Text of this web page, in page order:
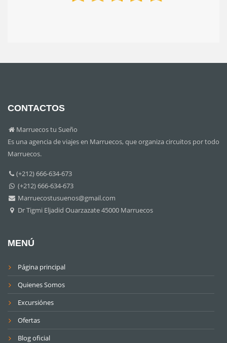
CONTACTOS
Marruecos tu Sueño
Es una agencia de viajes en Marruecos, que organiza circuitos por todo
Marruecos.
(+212) 666-634-673
(+212) 666-634-673
Marruecostusuenos@gmail.com
Dr Tigmi Eljadid Ouarzazate 45000 Marruecos
MENÚ
Página principal
Quienes Somos
Excursiónes
Ofertas
Blog oficial